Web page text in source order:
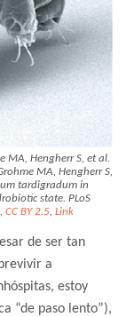
MA, Hengherr S, et al.
MA, Hengherr S,
tardigradum in
state. PLoS
, CC BY 2.5, Link
de ser tan
a
estoy
“de paso lento”),